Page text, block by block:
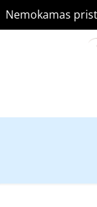
Nemokamas